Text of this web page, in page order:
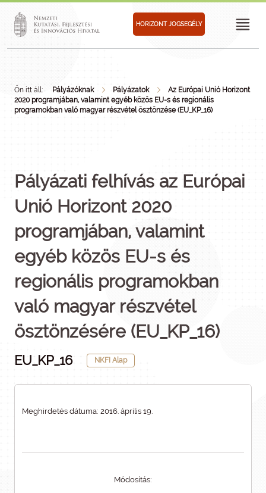
HORIZONT JOGSEGÉLY
Ön itt áll: Pályázóknak Pályázatok
Az Európai Unió Horizont
2020 programjában, valamint egyéb közös EU-s és regionális
programokban való magyar részvétel ösztönzése (EU_KP_16)
Pályázati felhívás az Európai
Unió Horizont 2020
programjában, valamint
egyéb közös EU-s és
regionális programokban
való magyar részvétel
ösztönzésére (EU_KP_16)
EU_KP_16 NKFI Alap
Meghirdetés dátuma: 2016. április 19.
Módosítás: